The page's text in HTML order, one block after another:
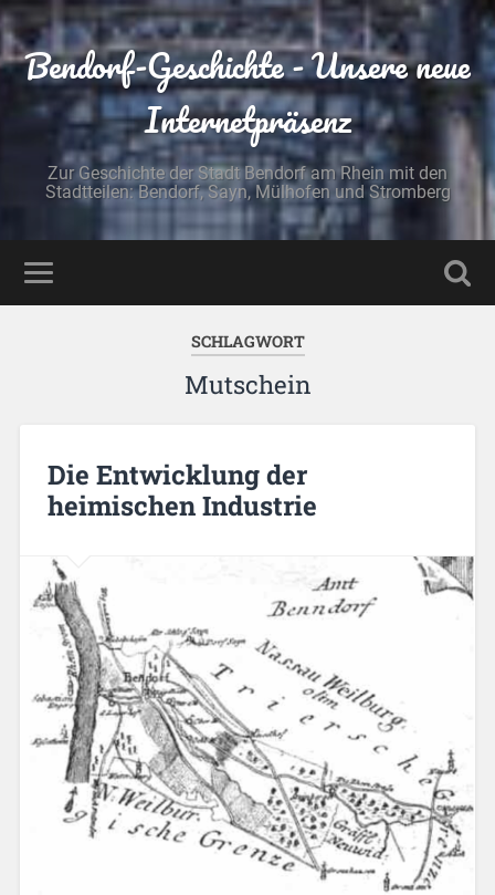
Bendorf-Geschichte - Unsere neue
Internetpräsenz
Zur Geschichte der Stadt Bendorf am Rhein mit den
Stadtteilen: Bendorf, Sayn, Mülhofen und Stromberg
SCHLAGWORT
Mutschein
Die Entwicklung der
heimischen Industrie